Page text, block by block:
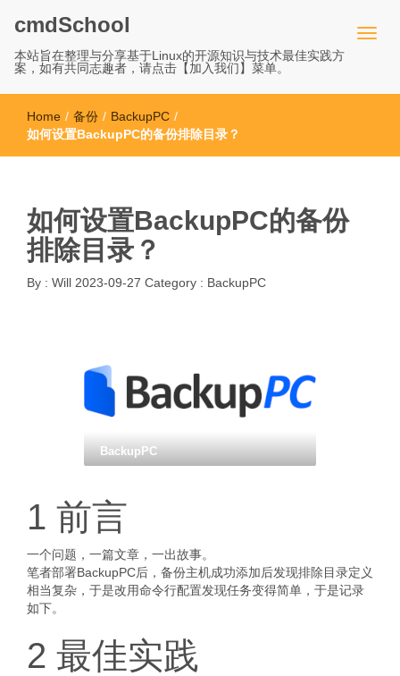
cmdSchool
本站旨在整理与分享基于Linux的开源知识与技术最佳实践方
案，如有共同志趣者，请点击【加入我们】菜单。
Home / 备份 / BackupPC /
如何设置BackupPC的备份排除目录？
如何设置BackupPC的备份
排除目录？
By : Will 2023-09-27 Category : BackupPC
BackupPC
1 前言
一个问题，一篇文章，一出故事。
笔者部署BackupPC后，备份主机成功添加后发现排除目录定义
相当复杂，于是改用命令行配置发现任务变得简单，于是记录
如下。
2 最佳实践